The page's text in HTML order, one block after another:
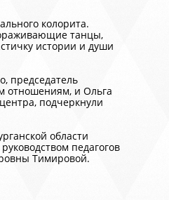
колорита.
танцы,
истории и души
председатель
отношениям, и Ольга
подчеркнули
области
педагогов
Тимировой.